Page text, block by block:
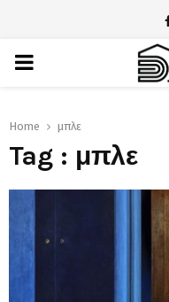
PRIMARY
Home μπλε
Tag : μπλε